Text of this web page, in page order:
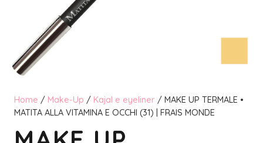
Home / Make-Up / Kajal e eyeliner / MAKE UP TERMALE •
MATITA ALLA VITAMINA E OCCHI (31) | FRAIS MONDE